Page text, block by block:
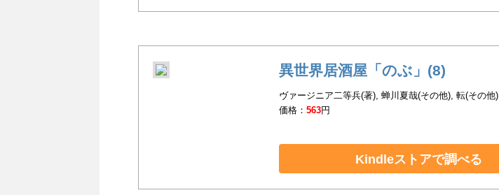
異世界居酒屋「のぶ」(8)
ヴァージニア二等兵(著), 蝉川夏哉(その他), 転(その他)
価格：563円
Kindleストアで調べる